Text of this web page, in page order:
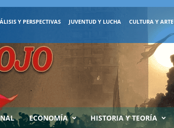
Y PERSPECTIVAS JUVENTUD Y LUCHA CULTURA Y ARTE
ECONOMÍA HISTORIA Y TEORÍA